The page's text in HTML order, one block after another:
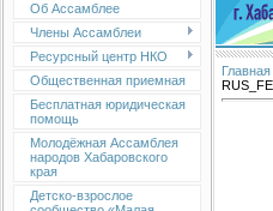
Об Ассамблее
Члены Ассамблеи
Ресурсный центр НКО
Общественная приемная
Бесплатная юридическая
помощь
Молодёжная Ассамблея
народов Хабаровского
края
Детско-взрослое
Главная